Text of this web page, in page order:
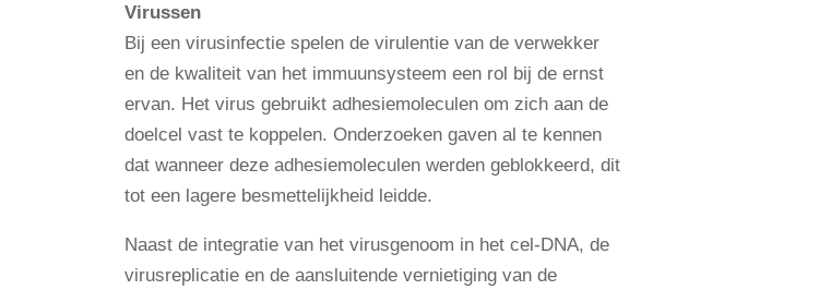
Virussen
Bij een virusinfectie spelen de virulentie van de verwekker
en de kwaliteit van het immuunsysteem een rol bij de ernst
ervan. Het virus gebruikt adhesiemoleculen om zich aan de
doelcel vast te koppelen. Onderzoeken gaven al te kennen
dat wanneer deze adhesiemoleculen werden geblokkeerd, dit
tot een lagere besmettelijkheid leidde.
Naast de integratie van het virusgenoom in het cel-DNA, de
virusreplicatie en de aansluitende vernietiging van de